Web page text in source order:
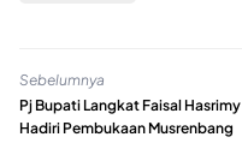
Sebelumnya
Pj Bupati Langkat Faisal Hasrimy
Hadiri Pembukaan Musrenbang